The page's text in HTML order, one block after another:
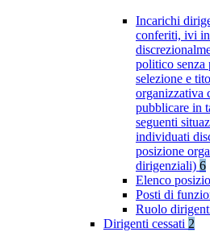
Incarichi
conferiti, ivi
politico senza
selezione e
organizzativa
pubblicare in
seguenti
individuati
posizione
dirigenziali) 6
Elenco
Posti di
Ruolo
Dirigenti cessati 2